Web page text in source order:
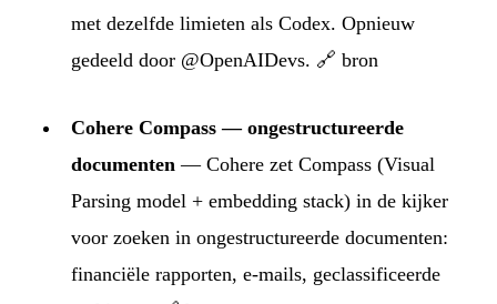
met dezelfde limieten als Codex. Opnieuw
gedeeld door @OpenAIDevs. 🔗 bron
Cohere Compass — ongestructureerde
documenten — Cohere zet Compass (Visual
Parsing model + embedding stack) in de kijker
voor zoeken in ongestructureerde documenten:
financiële rapporten, e-mails, geclassificeerde